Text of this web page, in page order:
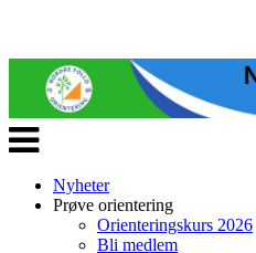
Veksle
navigasjon
Nyheter
Prøve orientering
Orienteringskurs 2026
Bli medlem